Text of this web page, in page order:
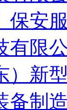
保安
有限
）新
备制